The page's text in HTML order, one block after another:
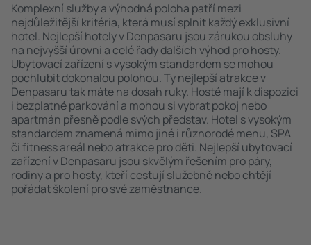
Komplexní služby a výhodná poloha patří mezi
nejdůležitější kritéria, která musí splnit každý exklusivní
hotel. Nejlepší hotely v Denpasaru jsou zárukou obsluhy
na nejvyšší úrovni a celé řady dalších výhod pro hosty.
Ubytovací zařízení s vysokým standardem se mohou
pochlubit dokonalou polohou. Ty nejlepší atrakce v
Denpasaru tak máte na dosah ruky. Hosté mají k dispozici
i bezplatné parkování a mohou si vybrat pokoj nebo
apartmán přesně podle svých představ. Hotel s vysokým
standardem znamená mimo jiné i různorodé menu, SPA
či fitness areál nebo atrakce pro děti. Nejlepší ubytovací
zařízení v Denpasaru jsou skvělým řešením pro páry,
rodiny a pro hosty, kteří cestují služebně nebo chtějí
pořádat školení pro své zaměstnance.